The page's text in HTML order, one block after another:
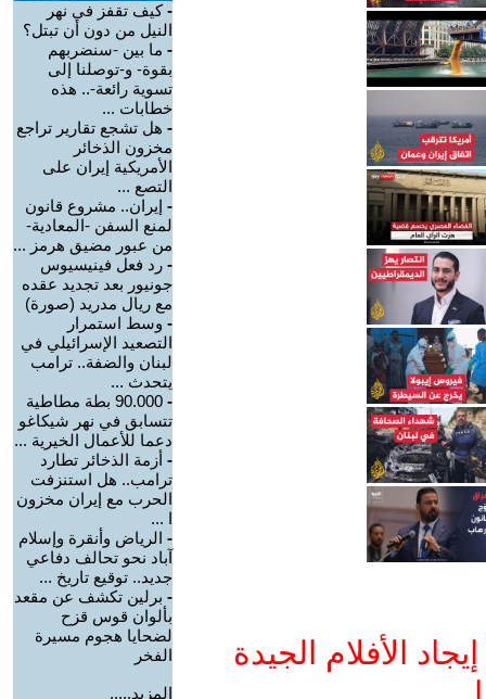
الأفلام الجيدة
-كيف تقفز في نهر
النيل من دون أن تبتل؟
- ما بين -سنضربهم
بقوة- و-توصلنا إلى
تسوية رائعة-.. هذه
خطابات ...
- هل تشجع تقارير تراجع
مخزون الذخائر
الأمريكية إيران على
التصع ...
- إيران.. مشروع قانون
لمنع السفن -المعادية-
من عبور مضيق هرمز ...
- رد فعل فينيسيوس
جونيور بعد تجديد عقده
مع ريال مدريد (صورة)
- وسط استمرار
التصعيد الإسرائيلي في
لبنان والضفة.. ترامب
يتحدث ...
-
90.000 بطة مطاطية
تتسابق في نهر شيكاغو
دعما للأعمال الخيرية ...
- أزمة الذخائر تطارد
ترامب.. هل استنزفت
الحرب مع إيران مخزون
ا ...
- الرياض وأنقرة وإسلام
آباد نحو تحالف دفاعي
جديد.. توقيع تاريخ ...
- برلين تكشف عن مقعد
بألوان قوس قزح
لضحايا هجوم مسيرة
الفخر
المزيد.....